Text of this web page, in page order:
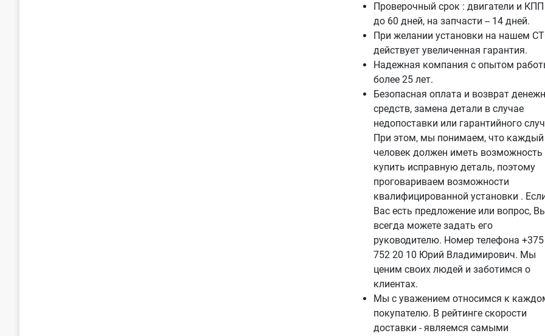
Проверочный срок : двигатели и КПП
до 60 дней, на запчасти -- 14 дней.
При желании установки на нашем
действует увеличенная гарантия.
Надежная компания с опытом
более 25 лет.
Безопасная оплата и возврат
средств, замена детали в случае
недопоставки или гарантийного
При этом, мы понимаем, что каждый
человек должен иметь возможность
купить исправную деталь, поэтому
проговариваем возможности
квалифицированной установки .
Вас есть предложение или вопрос,
всегда можете задать его
руководителю. Номер телефона
752 20 10 Юрий Владимирович. Мы
ценим своих людей и заботимся о
клиентах.
Мы с уважением относимся к
покупателю. В рейтинге скорости
доставки - являемся самыми